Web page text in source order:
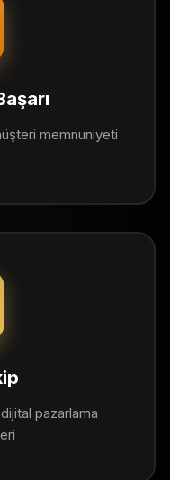
memnuniyeti
pazarlama